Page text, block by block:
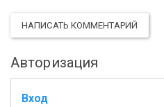
НАПИСАТЬ КОММЕНТАРИЙ
Авторизация
Вход